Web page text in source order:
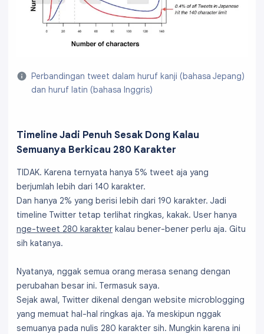
Perbandingan tweet dalam huruf kanji (bahasa Jepang)
dan huruf latin (bahasa Inggris)
Timeline Jadi Penuh Sesak Dong Kalau
Semuanya Berkicau 280 Karakter
TIDAK. Karena ternyata hanya 5% tweet aja yang
berjumlah lebih dari 140 karakter.
Dan hanya 2% yang berisi lebih dari 190 karakter. Jadi
timeline Twitter tetap terlihat ringkas, kakak. User hanya
nge-tweet 280 karakter kalau bener-bener perlu aja. Gitu
sih katanya.
Nyatanya, nggak semua orang merasa senang dengan
perubahan besar ini. Termasuk saya.
Sejak awal, Twitter dikenal dengan website microblogging
yang memuat hal-hal ringkas aja. Ya meskipun nggak
semuanya pada nulis 280 karakter sih. Mungkin karena ini